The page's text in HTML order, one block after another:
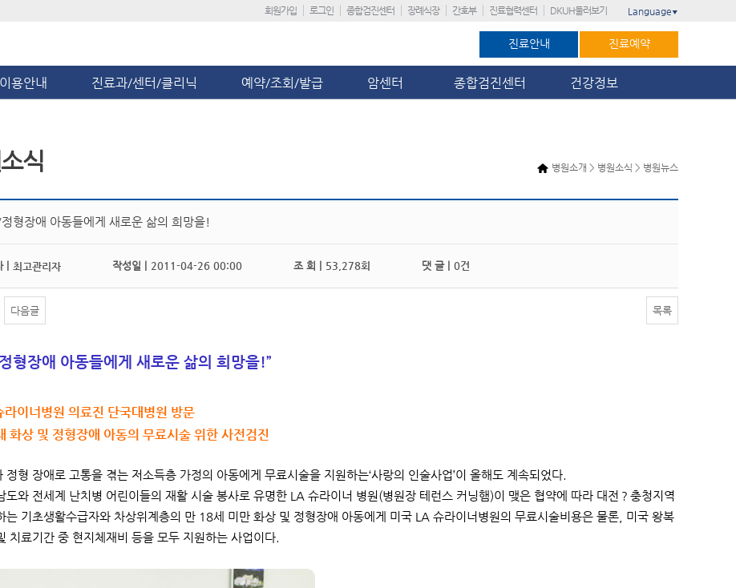
회원가입 로그인 종합검진센터 장례식장 간호부 진료협력센터 DKUH둘러보기 Language ▼
진료안내 진료예약
용안내 진료과/센터/클리닉 예약/조회/발급 암센터 종합검진센터 건강정보
병원소개 > 병원소식 > 병원뉴스
식
형장애 아동들에게 새로운 삶의 희망을!
| 최고관리자 작성일 | 2011-04-26 00:00 조 회 | 53,278회 댓 글 | 0건
다음글 목록
형장애 아동들에게 새로운 삶의 희망을!”
라이너병원 의료진 단국대병원 방문
화상 및 정형장애 아동의 무료시술 위한 사전검진
정형 장애로 고통을 겪는 저소득층 가정의 아동에게 무료시술을 지원하는‘사랑의 인술사업’이 올해도 계속되었다.
도와 전세계 난치병 어린이들의 재활 시술 봉사로 유명한 LA 슈라이너 병원(병원장 테런스 커닝햄)이 맺은 협약에 따라 대전？충청지역
는 기초생활수급자와 차상위계층의 만 18세 미만 화상 및 정형장애 아동에게 미국 LA 슈라이너병원의 무료시술비용은 물론, 미국 왕복
치료기간 중 현지체재비 등을 모두 지원하는 사업이다.